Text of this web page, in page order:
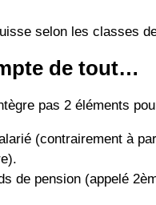
selon les classes
de tout…
pas 2 éléments
(contrairement à
de pension (appelé